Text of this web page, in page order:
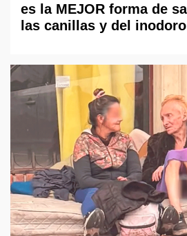
es la MEJOR forma de
las canillas y del inodoro